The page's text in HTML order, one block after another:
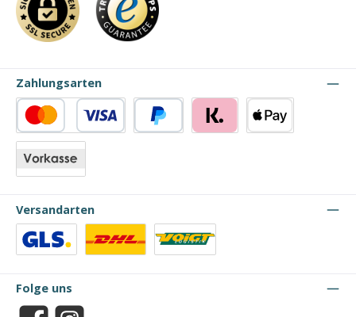
Zahlungsarten
Kredit- oder Debitkarte
Versandarten
Folge uns